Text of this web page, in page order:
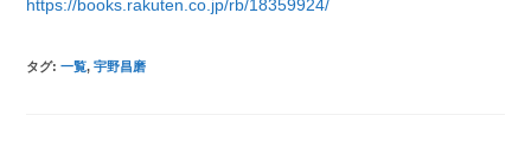
https://books.rakuten.co.jp/rb/18359924/
タグ:一覧, 宇野昌磨